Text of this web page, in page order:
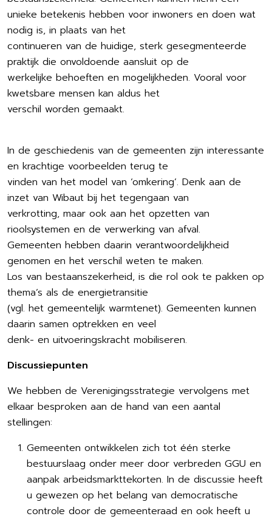
unieke betekenis hebben voor inwoners en doen wat
nodig is, in plaats van het
continueren van de huidige, sterk gesegmenteerde
praktijk die onvoldoende aansluit op de
werkelijke behoeften en mogelijkheden. Vooral voor
kwetsbare mensen kan aldus het
verschil worden gemaakt.
In de geschiedenis van de gemeenten zijn interessante
en krachtige voorbeelden terug te
vinden van het model van ‘omkering’. Denk aan de
inzet van Wibaut bij het tegengaan van
verkrotting, maar ook aan het opzetten van
rioolsystemen en de verwerking van afval.
Gemeenten hebben daarin verantwoordelijkheid
genomen en het verschil weten te maken.
Los van bestaanszekerheid, is die rol ook te pakken op
thema’s als de energietransitie
(vgl. het gemeentelijk warmtenet). Gemeenten kunnen
daarin samen optrekken en veel
denk- en uitvoeringskracht mobiliseren.
Discussiepunten
We hebben de Verenigingsstrategie vervolgens met
elkaar besproken aan de hand van een aantal
stellingen:
Gemeenten ontwikkelen zich tot één sterke
bestuurslaag onder meer door verbreden GGU en
aanpak arbeidsmarkttekorten. In de discussie heeft
u gewezen op het belang van democratische
controle door de gemeenteraad en ook heeft u